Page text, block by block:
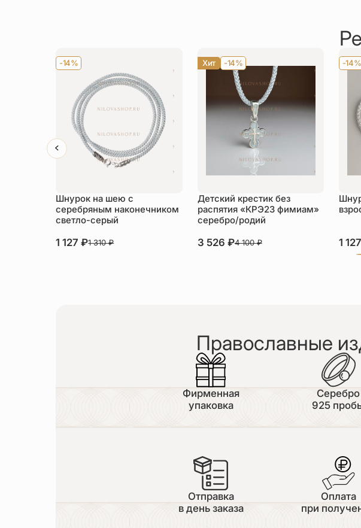
-14%
Шнурок на шею с
серебряным наконечником
светло-серый
1 127₽1 310₽
Хит -14%
Детский крестик без
распятия «КРЭ23 фимиам»
серебро/родий
3 526 ₽4 100₽
-14%
1
Православные
Фирменная
упаковка
Серебро
925
Отправка
в день заказа
Оплата
при